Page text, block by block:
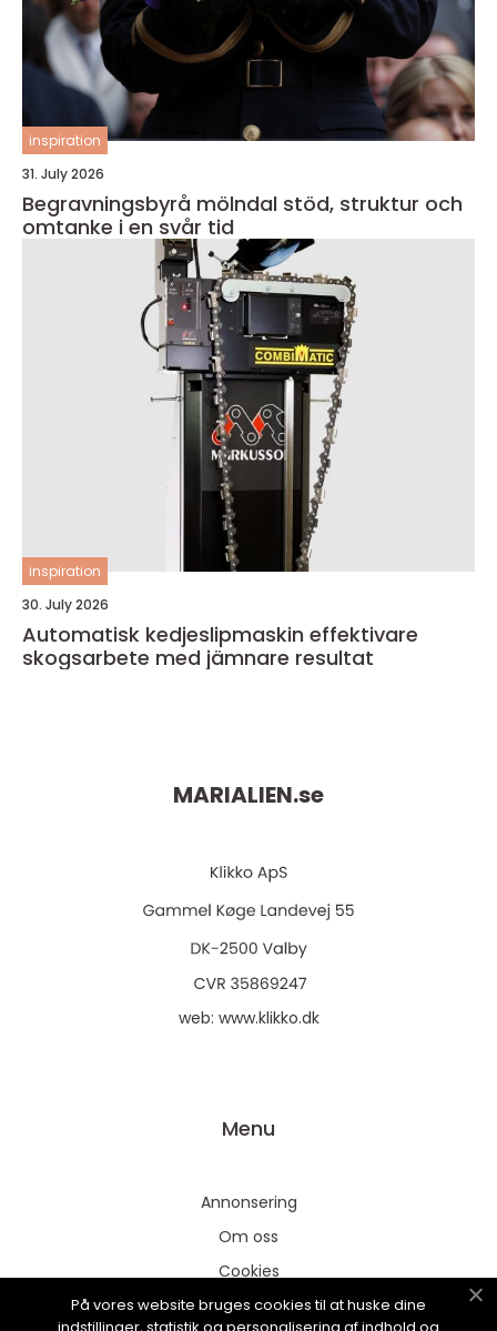
inspiration
31. July 2026
Begravningsbyrå mölndal stöd, struktur och
omtanke i en svår tid
inspiration
30. July 2026
Automatisk kedjeslipmaskin effektivare
skogsarbete med jämnare resultat
MARIALIEN.se
web: www.klikko.dk
Menu
Annonsering
Om oss
Cookies
Kontakta oss
På vores website bruges cookies til at huske dine